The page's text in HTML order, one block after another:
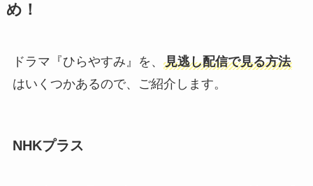
め！
ドラマ『ひらやすみ』を、 見逃し配信で見る方法
はいくつかあるので、ご紹介します。
NHKプラス